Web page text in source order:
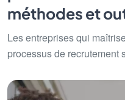
méthodes et
Les entreprises qui
processus de recrutement